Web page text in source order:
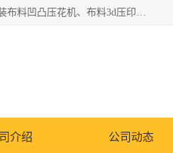
常州联宇机电自动化科技有限公司主营产品：pvc塑料焊机、高频热合机、软膜天花压边机、服装布料凹凸压花机、布料3d压印设备、服装植胶设备、超声波布料花边机、无纺布热合机、全自动压花机。
介绍 公司动态